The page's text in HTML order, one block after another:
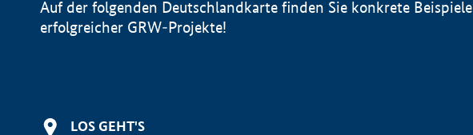
Auf der folgenden Deutschlandkarte finden Sie konkrete Beispiele
erfolgreicher GRW-Projekte!
LOS GEHT'S